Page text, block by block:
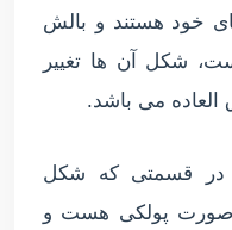
خود هستند و بالش
شکل آن ها تغییر
العاده می باشد.
در قسمتی که شکل
صورت پولکی هست و